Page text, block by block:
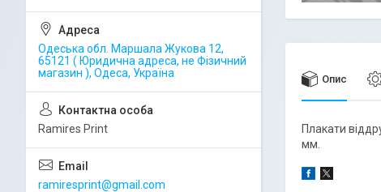
Опис
Плакати
мм.
Одеська обл. Маршала Жукова 12,
65121 ( Юридична адреса, не Фізичний
магазин ), Одеса, Україна
Ramires Print
ramiresprint@gmail.com